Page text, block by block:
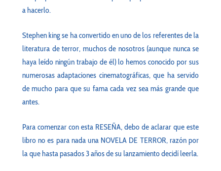
a hacerlo.
Stephen king se ha convertido en uno de los referentes de la
literatura de terror, muchos de nosotros (aunque nunca se
haya leído ningún trabajo de él) lo hemos conocido por sus
numerosas adaptaciones cinematográficas, que ha servido
de mucho para que su fama cada vez sea más grande que
antes.
Para comenzar con esta RESEÑA, debo de aclarar que este
libro no es para nada una NOVELA DE TERROR, razón por
la que hasta pasados 3 años de su lanzamiento decidí leerla.